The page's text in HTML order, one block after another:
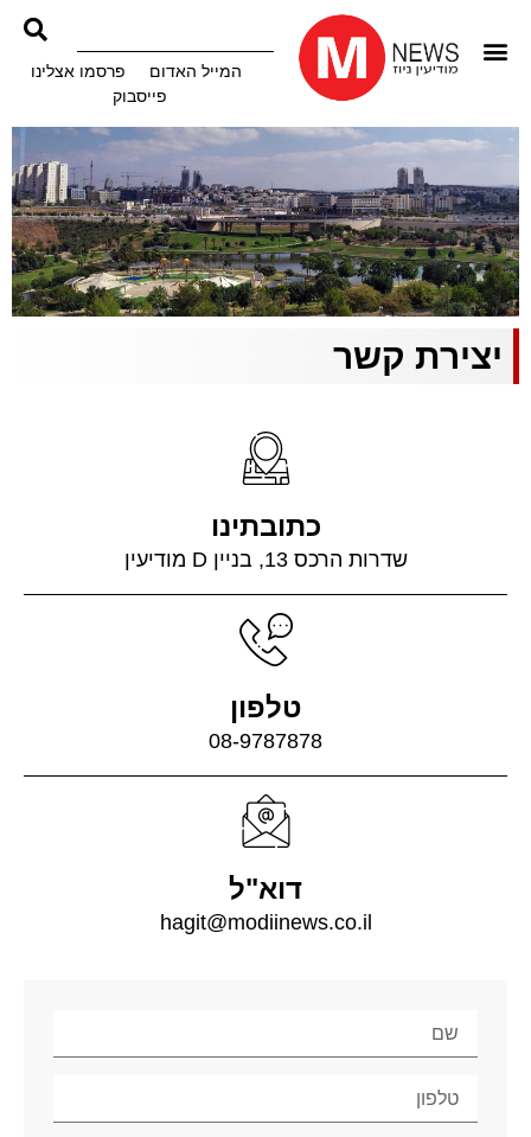
המייל האדום
פרסמו אצלינו
פייסבוק
יצירת קשר
כתובתינו
שדרות הרכס 13, בניין D מודיעין
טלפון
08-9787878
דוא"ל
hagit@modiinews.co.il